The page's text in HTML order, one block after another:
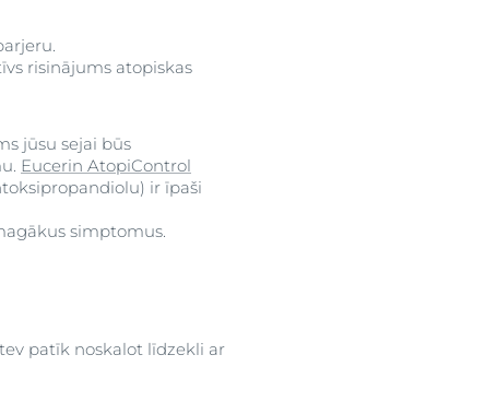
risinājums atopiskas
jūsu sejai būs
Eucerin AtopiControl
ir īpaši
simptomus.
patīk noskalot līdzekli ar